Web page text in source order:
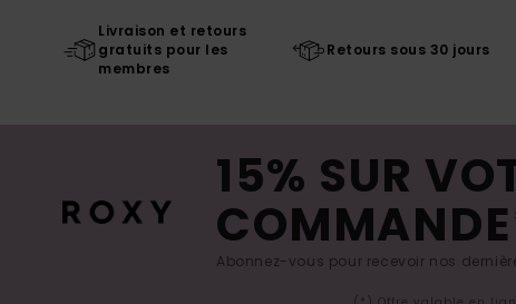
Livraison et retours
gratuits pour les
membres
Retours sous 30 jours
15% SUR
Abonnez-vous pour recevoir nos